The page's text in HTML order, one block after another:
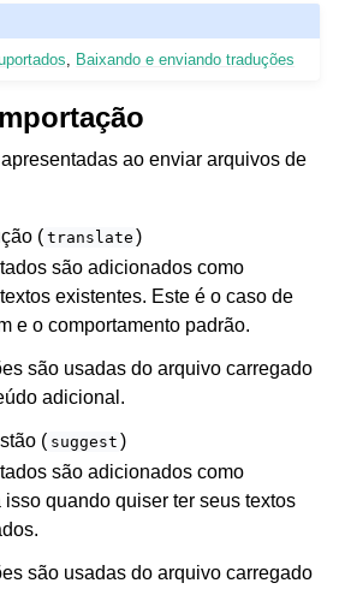
Baixando e enviando traduções
ao enviar arquivos de
( translate )
são adicionados como
existentes. Este é o caso de
e o comportamento padrão.
são usadas do arquivo carregado
adicional.
( suggest )
são adicionados como
isso quando quiser ter seus textos
são usadas do arquivo carregado